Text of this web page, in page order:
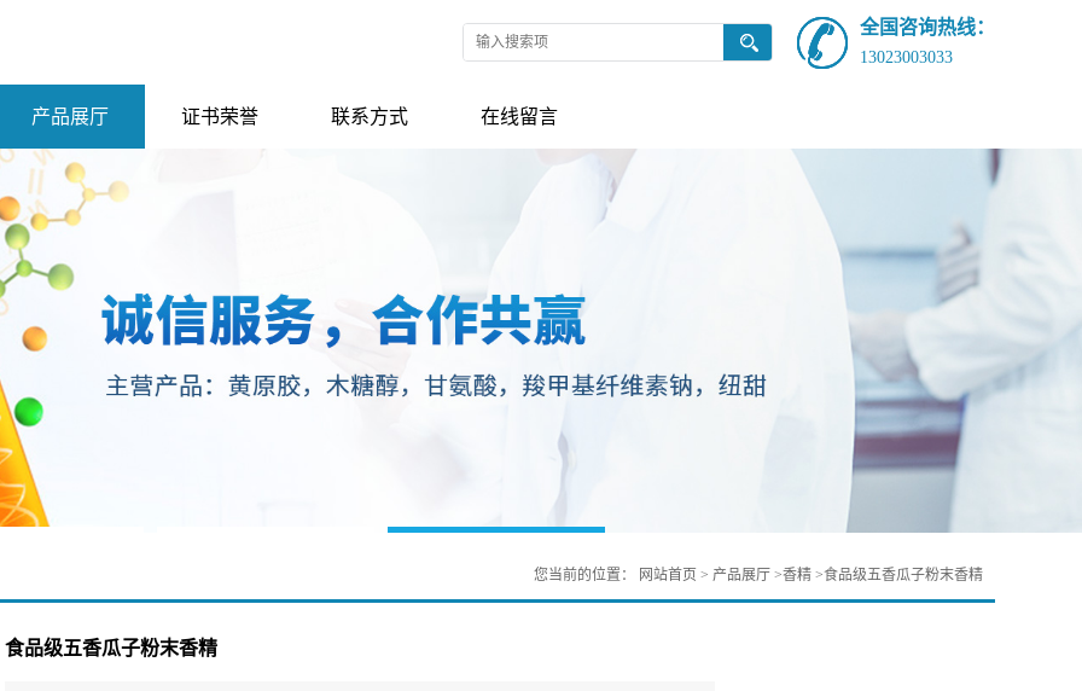
全国咨询热线：
13023003033
产品展厅 证书荣誉 联系方式 在线留言
您当前的位置： 网站首页 > 产品展厅 >香精 >食品级五香瓜子粉末香精
食品级五香瓜子粉末香精